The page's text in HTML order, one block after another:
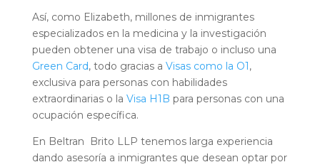
Así, como Elizabeth, millones de inmigrantes
especializados en la medicina y la investigación
pueden obtener una visa de trabajo o incluso una
Green Card, todo gracias a Visas como la O1,
exclusiva para personas con habilidades
extraordinarias o la Visa H1B para personas con una
ocupación específica.
En Beltran Brito LLP tenemos larga experiencia
dando asesoría a inmigrantes que desean optar por